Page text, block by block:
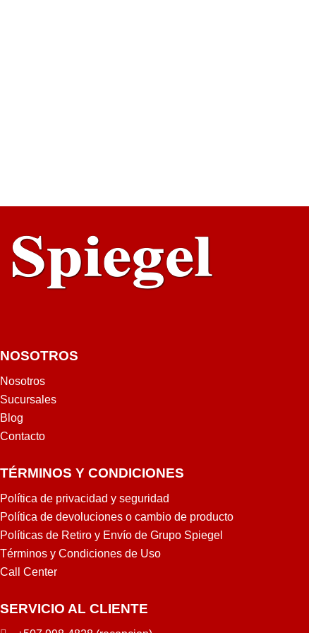
NOSOTROS
Nosotros
Sucursales
Blog
Contacto
TÉRMINOS Y CONDICIONES
Política de privacidad y seguridad
Política de devoluciones o cambio de producto
Políticas de Retiro y Envío de Grupo Spiegel
Términos y Condiciones de Uso
Call Center
SERVICIO AL CLIENTE